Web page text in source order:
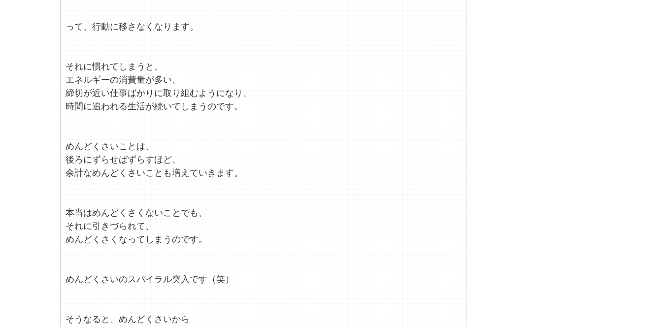
って、行動に移さなくなります。
それに慣れてしまうと、
エネルギーの消費量が多い、
締切が近い仕事ばかりに取り組むようになり、
時間に追われる生活が続いてしまうのです。
めんどくさいことは、
後ろにずらせばずらすほど、
余計なめんどくさいことも増えていきます。
本当はめんどくさくないことでも、
それに引きづられて、
めんどくさくなってしまうのです。
めんどくさいのスパイラル突入です（笑）
そうなると、めんどくさいから